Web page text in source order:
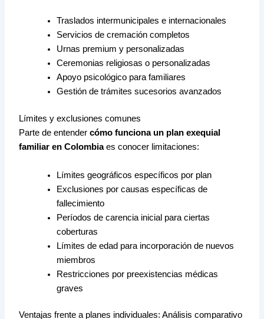
Traslados intermunicipales e internacionales
Servicios de cremación completos
Urnas premium y personalizadas
Ceremonias religiosas o personalizadas
Apoyo psicológico para familiares
Gestión de trámites sucesorios avanzados
Límites y exclusiones comunes
Parte de entendercómo funciona un plan exequial
familiar en Colombiaes conocer limitaciones:
Límites geográficos específicos por plan
Exclusiones por causas específicas de
fallecimiento
Períodos de carencia inicial para ciertas
coberturas
Límites de edad para incorporación de nuevos
miembros
Restricciones por preexistencias médicas
graves
Ventajas frente a planes individuales: Análisis comparativo